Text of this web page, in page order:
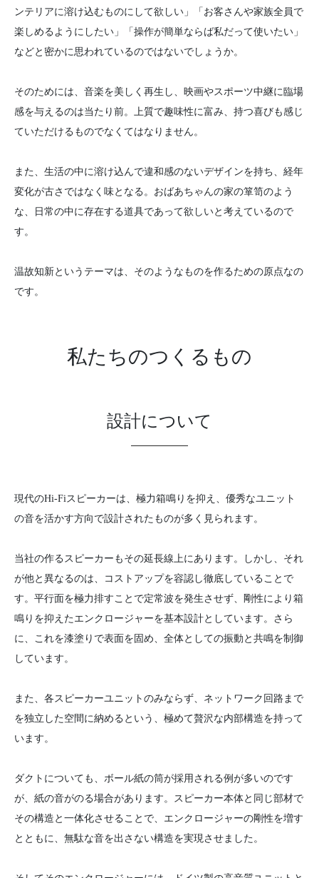
ンテリアに溶け込むものにして欲しい」「お客さんや家族全員で
楽しめるようにしたい」「操作が簡単ならば私だって使いたい」
などと密かに思われているのではないでしょうか。
そのためには、音楽を美しく再生し、映画やスポーツ中継に臨場
感を与えるのは当たり前。上質で趣味性に富み、持つ喜びも感じ
ていただけるものでなくてはなりません。
また、生活の中に溶け込んで違和感のないデザインを持ち、経年
変化が古さではなく味となる。おばあちゃんの家の箪笥のよう
な、日常の中に存在する道具であって欲しいと考えているので
す。
温故知新というテーマは、そのようなものを作るための原点なの
です。
私たちのつくるもの
設計について
現代のHi-Fiスピーカーは、極力箱鳴りを抑え、優秀なユニット
の音を活かす方向で設計されたものが多く見られます。​​​​​​​
当社の作るスピーカーもその延長線上にあります。しかし、それ
が他と異なるのは、コストアップを容認し徹底していることで
す。平行面を極力排すことで定常波を発生させず、剛性により箱
鳴りを抑えたエンクロージャーを基本設計としています。さら
に、これを漆塗りで表面を固め、全体としての振動と共鳴を制御
しています。​​​​​​​
また、各スピーカーユニットのみならず、ネットワーク回路まで
を独立した空間に納めるという、極めて贅沢な内部構造を持って
います。
ダクトについても、ボール紙の筒が採用される例が多いのです
が、紙の音がのる場合があります。スピーカー本体と同じ部材で
その構造と一体化させることで、エンクロージャーの剛性を増す
とともに、無駄な音を出さない構造を実現させました。